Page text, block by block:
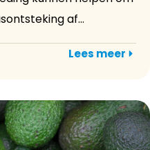
af...
Lees meer